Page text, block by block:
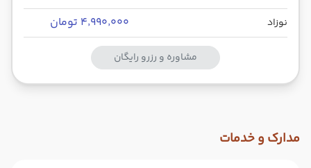
نوزاد ۴٬۹۹۰٬۰۰۰ تومان
مشاوره و رزرو رایگان
مدارک و خدمات